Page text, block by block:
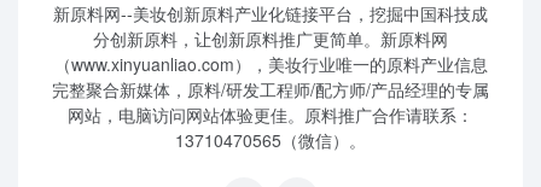
新原料网--美妆创新原料产业化链接平台，挖掘中国科技成
分创新原料，让创新原料推广更简单。新原料网
（www.xinyuanliao.com），美妆行业唯一的原料产业信息
完整聚合新媒体，原料/研发工程师/配方师/产品经理的专属
网站，电脑访问网站体验更佳。原料推广合作请联系：
13710470565（微信）。